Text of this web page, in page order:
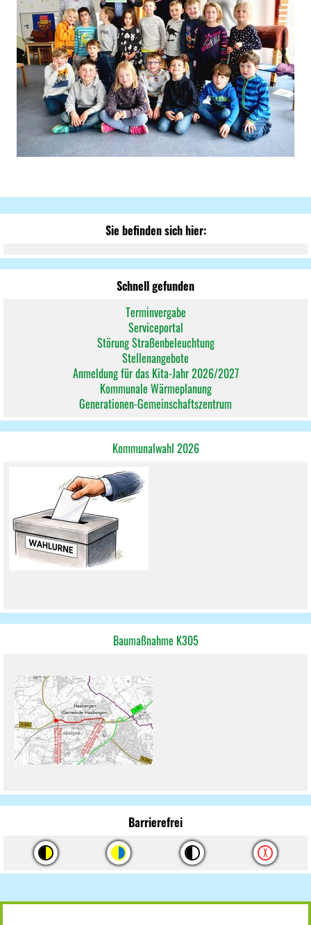
Sie befinden sich hier:
Schnell gefunden
Terminvergabe
Serviceportal
Störung Straßenbeleuchtung
Stellenangebote
Anmeldung für das Kita-Jahr 2026/2027
Kommunale Wärmeplanung
Generationen-Gemeinschaftszentrum
Kommunalwahl 2026
Baumaßnahme K305
Barrierefrei